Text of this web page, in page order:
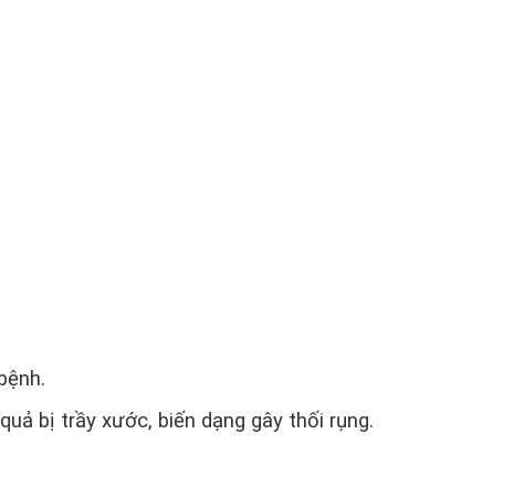
bị trầy xước, biến dạng gây thối rụng.